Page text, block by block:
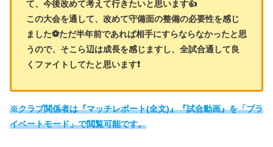
て、今後改めて考えて行きたいと思います👍
この大会を通して、改めて守備面の整備の必要性を感じ
ました⚽ただ半年前であれば相手にすらならなかったと思
うので、そこら辺は成長を感じますし、全試合通して良
くファイトしてたと思います❗
※クラブ関係者は『マッチレポート(全文)』『試合動画』を「プラ
イベートモード」で閲覧可能です。